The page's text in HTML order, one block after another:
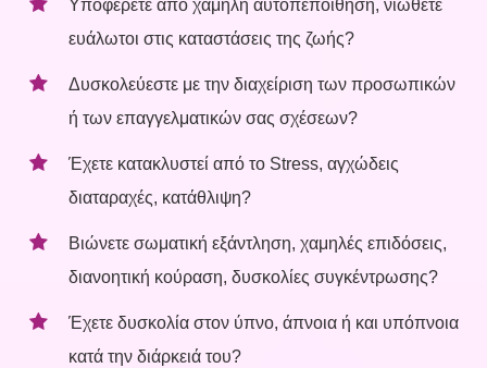
Υποφέρετε από χαμηλή αυτοπεποίθηση, νιώθετε
ευάλωτοι στις καταστάσεις της ζωής?
Δυσκολεύεστε με την διαχείριση των προσωπικών
ή των επαγγελματικών σας σχέσεων?
Έχετε κατακλυστεί από το Stress, αγχώδεις
διαταραχές, κατάθλιψη?
Βιώνετε σωματική εξάντληση, χαμηλές επιδόσεις,
διανοητική κούραση, δυσκολίες συγκέντρωσης?
Έχετε δυσκολία στον ύπνο, άπνοια ή και υπόπνοια
κατά την διάρκειά του?